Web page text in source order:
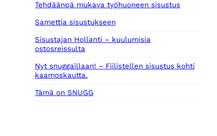
Tehdäänpä mukava työhuoneen sisustus
Samettia sisustukseen
Sisustajan Hollanti – kuulumisia
ostosreissulta
Nyt snuggaillaan! – Fiilistellen sisustus kohti
kaamoskautta.
Tämä on SNUGG